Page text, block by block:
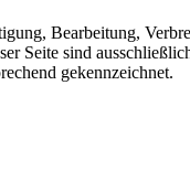
Bearbeitung,
Seite sind
gekennzeichnet.